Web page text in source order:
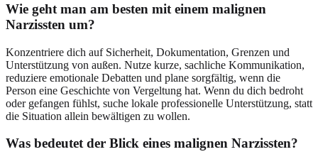
Wie geht man am besten mit einem malignen
Narzissten um?
Konzentriere dich auf Sicherheit, Dokumentation, Grenzen und
Unterstützung von außen. Nutze kurze, sachliche Kommunikation,
reduziere emotionale Debatten und plane sorgfältig, wenn die
Person eine Geschichte von Vergeltung hat. Wenn du dich bedroht
oder gefangen fühlst, suche lokale professionelle Unterstützung, statt
die Situation allein bewältigen zu wollen.
Was bedeutet der Blick eines malignen Narzissten?